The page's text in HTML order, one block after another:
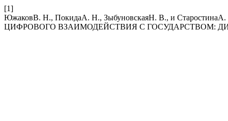
[1]
ЮжаковВ. Н., ПокидаА. Н., ЗыбуновскаяН. В., и
ЦИФРОВОГО ВЗАИМОДЕЙСТВИЯ С ГОСУДАРСТВОМ: